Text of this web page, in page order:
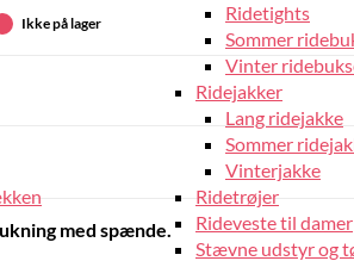
Ridetights
Sommer
Vinter
Ridejakker
Lang ridejakke
Sommer
Vinterjakke
Ridetrøjer
Rideveste til damer
Stævne udstyr og
Ikke på lager
med spænde.